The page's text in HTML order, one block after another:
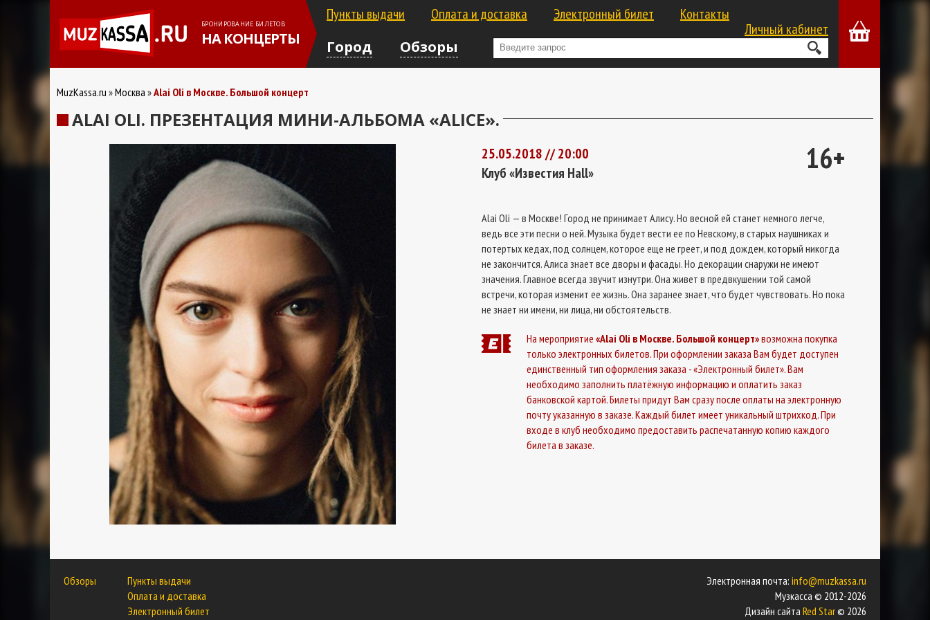
БРОНИРОВАНИЕ БИЛЕТОВ
НА КОНЦЕРТЫ
Пункты выдачи Оплата и доставка Электронный билет
Контакты
Личный кабинет
Город Обзоры
MuzKassa.ru Москва Alai Oli в Москве. Большой концерт
ALAI OLI. ПРЕЗЕНТАЦИЯ МИНИ-АЛЬБОМА «ALICE».
16+
25.05.2018 // 20:00
Клуб «Известия Hall»
Alai Oli — в Москве! Город не принимает Алису. Но весной ей станет немного легче,
ведь все эти песни о ней. Музыка будет вести ее по Невскому, в старых наушниках и
потертых кедах, под солнцем, которое еще не греет, и под дождем, который никогда
не закончится. Алиса знает все дворы и фасады. Но декорации снаружи не имеют
значения. Главное всегда звучит изнутри. Она живет в предвкушении той самой
встречи, которая изменит ее жизнь. Она заранее знает, что будет чувствовать. Но пока
не знает ни имени, ни лица, ни обстоятельств.
На мероприятие «Alai Oli в Москве. Большой концерт»возможна покупка
только электронных билетов. При оформлении заказа Вам будет доступен
единственный тип оформления заказа - «Электронный билет». Вам
необходимо заполнить платёжную информацию и оплатить заказ
банковской картой. Билеты придут Вам сразу после оплаты на электронную
почту указанную в заказе. Каждый билет имеет уникальный штрихкод. При
входе в клуб необходимо предоставить распечатанную копию каждого
билета в заказе.
Обзоры
Пункты выдачи
Оплата и доставка
Электронный билет
Электронная почта: info@muzkassa.ru
Музкасса © 2012-2026
Дизайн сайта Red Star© 2026